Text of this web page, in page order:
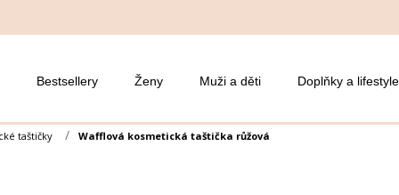
Bestsellery Ženy Muži a děti Doplňky a lifestyle
taštičky Wafflová kosmetická taštička růžová